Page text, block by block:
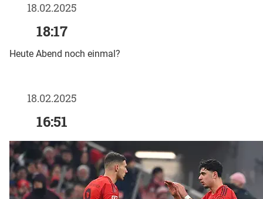
18.02.2025
18:17
Heute Abend noch einmal?
18.02.2025
16:51